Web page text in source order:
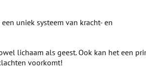
uniek systeem van kracht- en
lichaam als geest. Ook kan het een
voorkomt!